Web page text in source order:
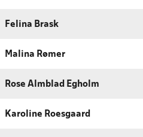
Felina Brask
Malina Rømer
Rose Almblad Egholm
Karoline Roesgaard